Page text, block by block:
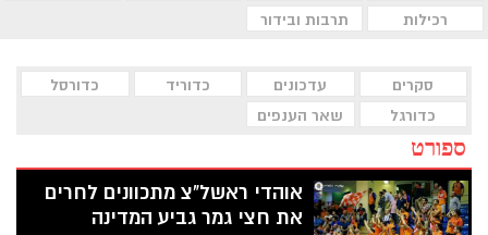
רכילות
תרבות ובידור
סקרים עדכונים כדוריד
כדורסל
כדורגל
שאר הענפים
ספורט
אוהדי ראשל"צ מתכוונים לחרים
את חצי גמר גביע המדינה